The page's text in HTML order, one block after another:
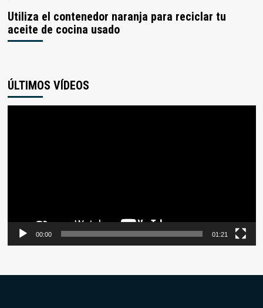
Utiliza el contenedor naranja para reciclar tu
aceite de cocina usado
ÚLTIMOS VÍDEOS
00:00 01:21